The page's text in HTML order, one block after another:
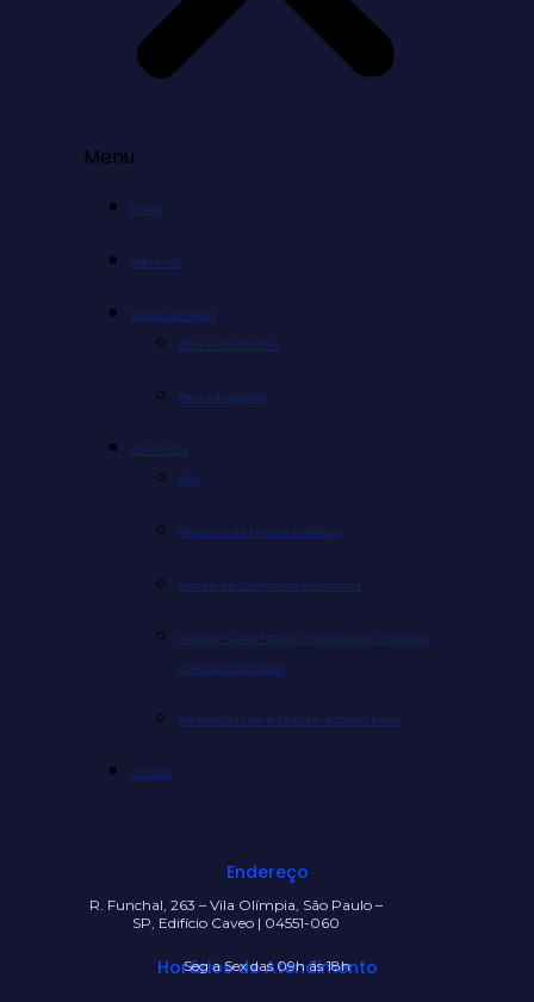
Menu
Home
Sobre nós
Nossos Serviços
Para Reclamantes
Para Advogados
Conteúdos
Blog
Glossário de Termos Jurídicos
Modelo de Contrato de Honorários
Webinar Como Faturar 7 Dígitos com Cessão de
Crédito Trabalhista
Masterclass Pare de Fazer Acordos Ruins
Contato
Endereço
R. Funchal, 263 – Vila Olímpia, São Paulo –
SP, Edifício Caveo | 04551-060
Horários de Atendimento
Seg a Sex das 09h às 18h